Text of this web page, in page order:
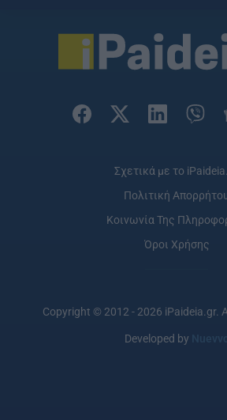
Σχετικά με το
Πολιτική
Κοινωνία Της
Όροι Χρήσης
Copyright © 2012 - 2026 iPaideia.gr.
Developed by